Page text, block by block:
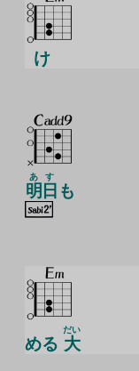
け
明日
あす
も
める 大
だい